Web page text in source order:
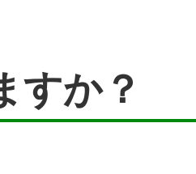
すか？